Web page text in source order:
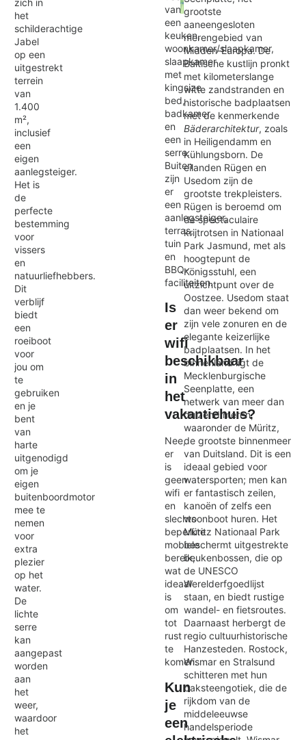
zich in
het
schilderachtige
Jabel
op een
uitgestrekt
terrein
van
1.400
m²,
inclusief
een
eigen
aanlegsteiger.
Het is
de
perfecte
bestemming
voor
vissers
en
natuurliefhebbers.
Dit
verblijf
biedt
een
roeiboot
voor
jou om
te
gebruiken
en je
bent
van
harte
uitgenodigd
om je
eigen
buitenboordmotor
mee te
nemen
voor
extra
plezier
op het
water.
De
lichte
serre
kan
aangepast
worden
aan
het
weer,
waardoor
het
van
een
keuken,
woonkamer/slaapkamer,
slaapkamer
met
kingsize
bed,
badkamer
en
een
serre.
Buiten
zijn
er
een
aanlegsteiger,
terras,
tuin
en
BBQ-
faciliteiten.
Is
er
wifi
beschikbaar
in
het
vakantiehuis?
Nee,
er
is
geen
wifi
en
slechts
beperkte
mobiele
bereik,
wat
ideaal
is
om
tot
rust
te
komen.
Kun
je
een
Exit map
grootste
aaneengesloten
merengebied van
Midden-Europa. De
Baltische kustlijn pronkt
met kilometerslange
witte zandstranden en
historische badplaatsen
met de kenmerkende
Bäderarchitektur, zoals
in Heiligendamm en
Kühlungsborn. De
eilanden Rügen en
Usedom zijn de
grootste trekpleisters.
Rügen is beroemd om
de spectaculaire
krijtrotsen in Nationaal
Park Jasmund, met als
hoogtepunt de
Königsstuhl, een
uitzichtpunt over de
Oostzee. Usedom staat
dan weer bekend om
zijn vele zonuren en de
elegante keizerlijke
badplaatsen. In het
binnenland ligt de
Mecklenburgische
Seenplatte, een
netwerk van meer dan
duizend meren,
waaronder de Müritz,
de grootste binnenmeer
van Duitsland. Dit is een
ideaal gebied voor
watersporten; men kan
er fantastisch zeilen,
kanoën of zelfs een
woonboot huren. Het
Müritz Nationaal Park
beschermt uitgestrekte
beukenbossen, die op
de UNESCO
Werelderfgoedlijst
staan, en biedt rustige
wandel- en fietsroutes.
Daarnaast herbergt de
regio cultuurhistorische
Hanzesteden. Rostock,
Wismar en Stralsund
schitteren met hun
baksteengotiek, die de
rijkdom van de
middeleeuwse
handelsperiode